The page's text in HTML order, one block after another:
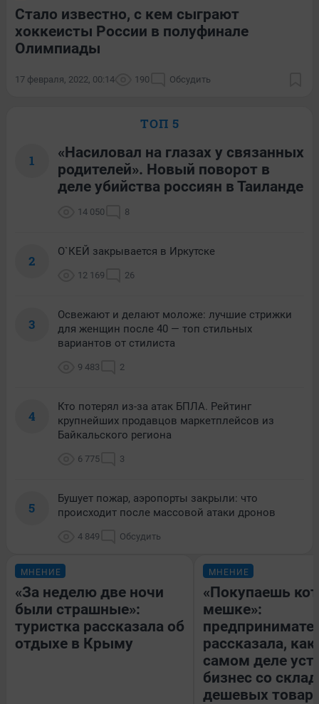
Стало известно, с кем сыграют
хоккеисты России в полуфинале
Олимпиады
17 февраля, 2022, 00:14 190 Обсудить
ТОП 5
1
«Насиловал на глазах у связанных
родителей». Новый поворот в
деле убийства россиян в Таиланде
14 050 8
2
О`КЕЙ закрывается в Иркутске
12 169 26
3
Освежают и делают моложе: лучшие стрижки
для женщин после 40 — топ стильных
вариантов от стилиста
9 483 2
4
Кто потерял из-за атак БПЛА. Рейтинг
крупнейших продавцов маркетплейсов из
Байкальского региона
6 775 3
5
Бушует пожар, аэропорты закрыли: что
происходит после массовой атаки дронов
4 849 Обсудить
МНЕНИЕ
«За неделю две ночи
были страшные»:
туристка рассказала об
отдыхе в Крыму
МНЕНИЕ
«Покупаешь
мешке»:
рассказала, как
самом деле
бизнес со
дешевых